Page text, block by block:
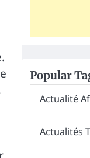
Popular